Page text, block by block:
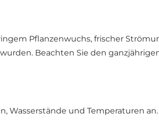
Pflanzenwuchs, frischer
Beachten Sie den
Wasserstände und Temperaturen an.